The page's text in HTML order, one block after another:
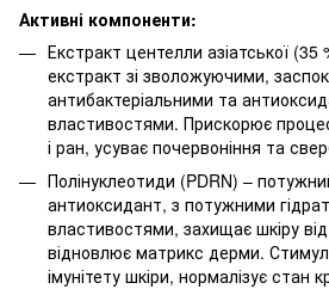
Активні компоненти:
Екстракт центелли азіатської (35
екстракт зі зволожуючими,
антибактеріальними та
властивостями. Прискорює
і ран, усуває почервоніння та
Полінуклеотиди (PDRN) –
антиоксидант, з потужними
властивостями, захищає шкіру
відновлює матрикс дерми.
імунітету шкіри, нормалізує стан